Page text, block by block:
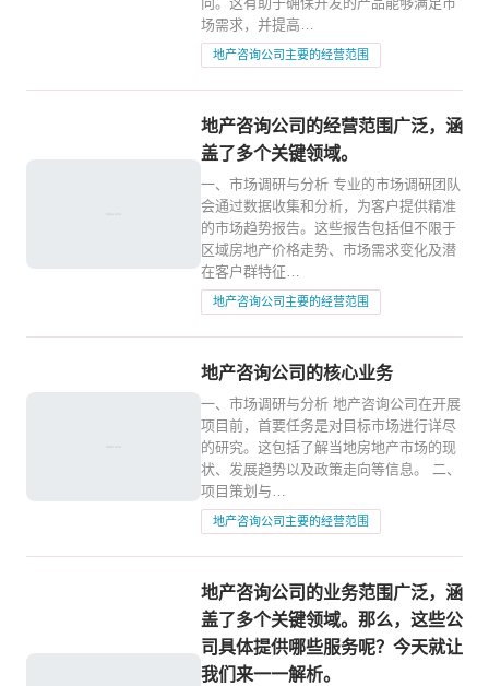
场需求，并提高…
地产咨询公司主要的经营范围
地产咨询公司的经营范围广泛，涵
盖了多个关键领域。
一、市场调研与分析 专业的市场调研团队
会通过数据收集和分析，为客户提供精准
的市场趋势报告。这些报告包括但不限于
区域房地产价格走势、市场需求变化及潜
在客户群特征…
地产咨询公司主要的经营范围
地产咨询公司的核心业务
一、市场调研与分析 地产咨询公司在开展
项目前，首要任务是对目标市场进行详尽
的研究。这包括了解当地房地产市场的现
状、发展趋势以及政策走向等信息。 二、
项目策划与…
地产咨询公司主要的经营范围
地产咨询公司的业务范围广泛，涵
盖了多个关键领域。那么，这些公
司具体提供哪些服务呢？今天就让
我们来一一解析。